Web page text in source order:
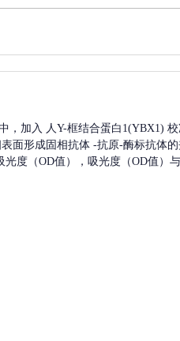
，加入 人Y-框结合蛋白1(YBX1) 校
面形成固相抗体 -抗原-酶标抗体
度（OD值），吸光度（OD值）